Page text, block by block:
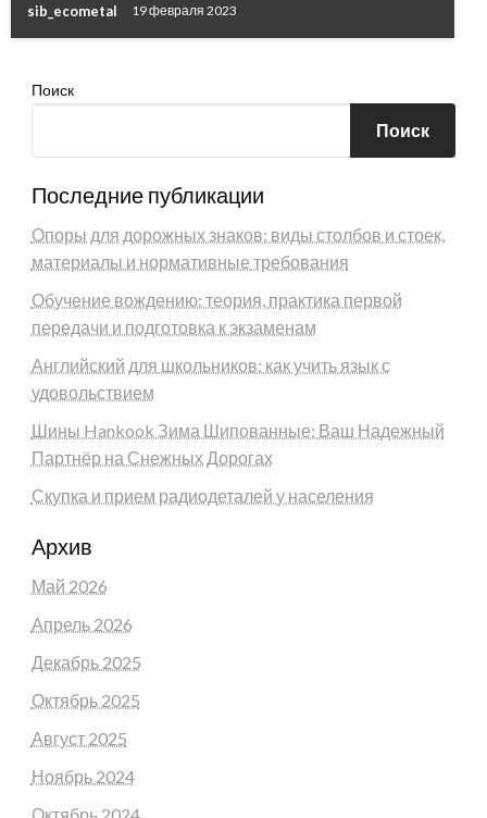
sib_ecometal 19 февраля 2023
Поиск
Поиск
Последние публикации
Опоры для дорожных знаков: виды столбов и стоек,
материалы и нормативные требования
Обучение вождению: теория, практика первой
передачи и подготовка к экзаменам
Английский для школьников: как учить язык с
удовольствием
Шины Hankook Зима Шипованные: Ваш Надежный
Партнёр на Снежных Дорогах
Скупка и прием радиодеталей у населения
Архив
Май 2026
Апрель 2026
Декабрь 2025
Октябрь 2025
Август 2025
Ноябрь 2024